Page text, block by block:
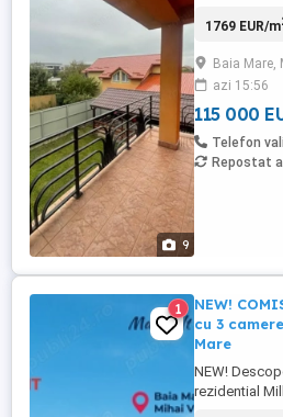
9
retrasă și
intimitate. Cu
apartamentul
inteligent și
1769 EUR/m
Baia Mare,
azi 15:56
115 000
Telefon
Repostat
1
NEW!
cu 3
Mare
NEW!
rezidential